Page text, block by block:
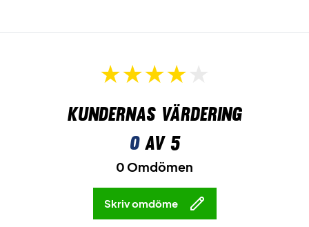
Kundernas värdering
0av 5
0 Omdömen
Skriv omdöme